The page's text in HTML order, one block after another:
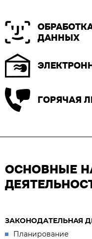
ДАННЫХ
ГОРЯЧАЯ
ОСНОВНЫЕ
ЗАКОНОДАТЕЛЬНАЯ
Планирование